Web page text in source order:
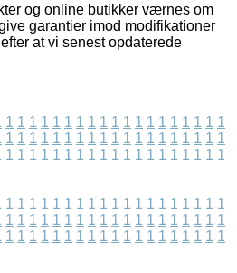
og online butikker værnes om
garantier imod modifikationer
at vi senest opdaterede
1 1 1 1 1 1 1 1 1 1 1 1 1 1 1 1 1 1 1
1 1 1 1 1 1 1 1 1 1 1 1 1 1 1 1 1 1 1
1 1 1 1 1 1 1 1 1 1 1 1 1 1 1 1 1 1 1
1 1 1 1 1 1 1 1 1 1 1 1 1 1 1 1 1 1 1
1 1 1 1 1 1 1 1 1 1 1 1 1 1 1 1 1 1 1
1 1 1 1 1 1 1 1 1 1 1 1 1 1 1 1 1 1 1